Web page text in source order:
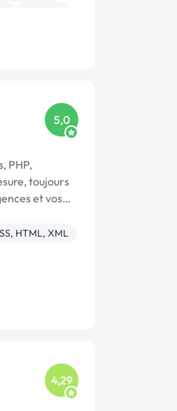
5,0
PHP,
toujours
et vos
HTML, XML
commerce
4,29